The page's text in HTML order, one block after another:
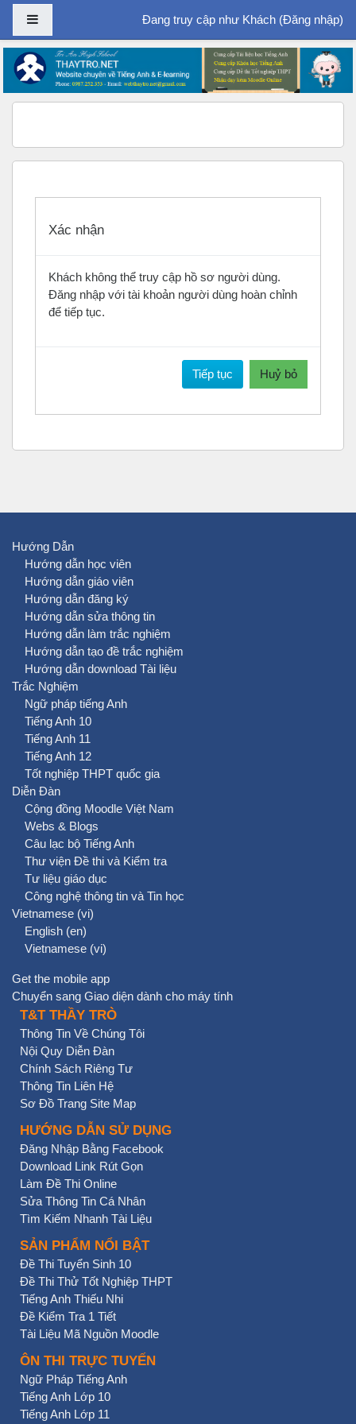
Chuyển tới nội dung chính
Bảng điều khiển cạnhĐang truy cập như Khách (Đăng nhập)
Xác nhận
Khách không thể truy cập hồ sơ người dùng.
Đăng nhập với tài khoản người dùng hoàn chỉnh
để tiếp tục.
Tiếp tục Huỷ bỏ
Hướng Dẫn
Hướng dẫn học viên
Hướng dẫn giáo viên
Hướng dẫn đăng ký
Hướng dẫn sửa thông tin
Hướng dẫn làm trắc nghiệm
Hướng dẫn tạo đề trắc nghiệm
Hướng dẫn download Tài liệu
Trắc Nghiệm
Ngữ pháp tiếng Anh
Tiếng Anh 10
Tiếng Anh 11
Tiếng Anh 12
Tốt nghiệp THPT quốc gia
Diễn Đàn
Cộng đồng Moodle Việt Nam
Webs & Blogs
Câu lạc bộ Tiếng Anh
Thư viện Đề thi và Kiểm tra
Tư liệu giáo dục
Công nghệ thông tin và Tin học
Vietnamese ‎(vi)‎
English ‎(en)‎
Vietnamese ‎(vi)‎
Get the mobile app
Chuyển sang Giao diện dành cho máy tính
T&T THẦY TRÒ
Thông Tin Về Chúng Tôi
Nội Quy Diễn Đàn
Chính Sách Riêng Tư
Thông Tin Liên Hệ
Sơ Đồ Trang Site Map
HƯỚNG DẪN SỬ DỤNG
Đăng Nhập Bằng Facebook
Download Link Rút Gọn
Làm Đề Thi Online
Sửa Thông Tin Cá Nhân
Tìm Kiếm Nhanh Tài Liệu
SẢN PHẨM NỔI BẬT
Đề Thi Tuyển Sinh 10
Đề Thi Thử Tốt Nghiệp THPT
Tiếng Anh Thiếu Nhi
Đề Kiểm Tra 1 Tiết
Tài Liệu Mã Nguồn Moodle
ÔN THI TRỰC TUYẾN
Ngữ Pháp Tiếng Anh
Tiếng Anh Lớp 10
Tiếng Anh Lớp 11